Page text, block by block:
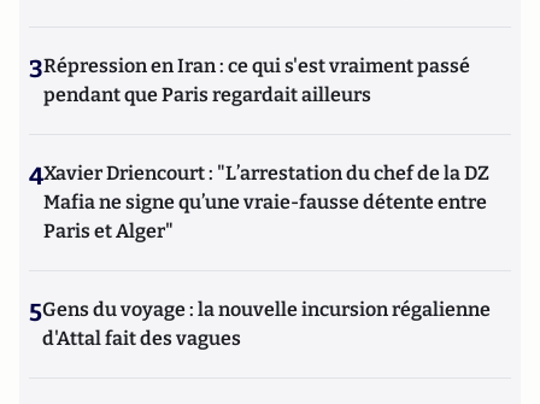
3Répression en Iran : ce qui s'est vraiment passé
pendant que Paris regardait ailleurs
4Xavier Driencourt : "L’arrestation du chef de la DZ
Mafia ne signe qu’une vraie-fausse détente entre
Paris et Alger"
5Gens du voyage : la nouvelle incursion régalienne
d'Attal fait des vagues